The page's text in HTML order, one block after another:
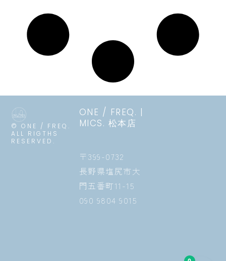
© ONE / FREQ.
ALL RIGTHS
RESERVED.
ONE / FREQ. |
MICS. 松本店
〒399-0732
長野県塩尻市大
門五番町11-15
090 9804 9015